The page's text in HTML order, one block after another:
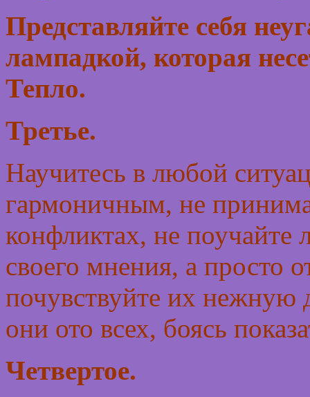
Представляйте себя
лампадкой, которая
Тепло.
Третье.
Научитесь в любой
гармоничным, не
конфликтах, не поучайте
своего мнения, а просто
почувствуйте их нежную
они ото всех, боясь
Четвертое.